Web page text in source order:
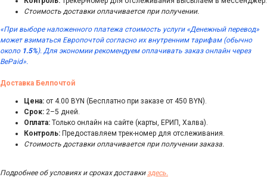
Стоимость доставки оплачивается при получении.
«При выборе наложенного платежа стоимость услуги «Денежный перевод»
может взиматься Европочтой согласно их внутренним тарифам (обычно
около 1.5%). Для экономии рекомендуем оплачивать заказ онлайн через
BePaid».
Доставка Белпочтой
Цена: от 4.00 BYN (Бесплатно при заказе от 450 BYN).
Срок: 2–5 дней.
Оплата: Только онлайн на сайте (карты, ЕРИП, Халва).
Контроль: Предоставляем трек-номер для отслеживания.
Стоимость доставки оплачивается при получении заказа.
Подробнее об условиях и сроках доставки здесь.